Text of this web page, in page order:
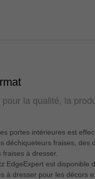
la qualité, la
portes intérieures est
déchiqueteurs fraises, des
à dresser.
EdgeExpert est disponible
à dresser pour les décors